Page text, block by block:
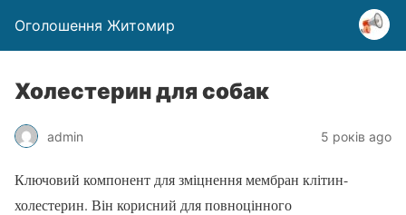
Оголошення Житомир
Холестерин для собак
admin 5 років ago
Ключовий компонент для зміцнення мембран клітин-
холестерин. Він корисний для повноцінного